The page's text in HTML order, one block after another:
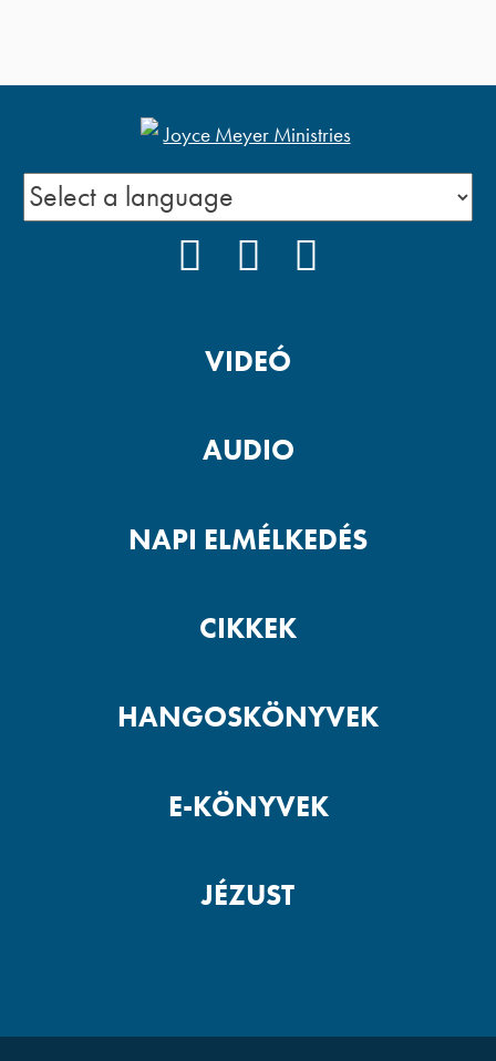
VIDEÓ
AUDIO
NAPI ELMÉLKEDÉS
CIKKEK
HANGOSKÖNYVEK
E-KÖNYVEK
JÉZUST